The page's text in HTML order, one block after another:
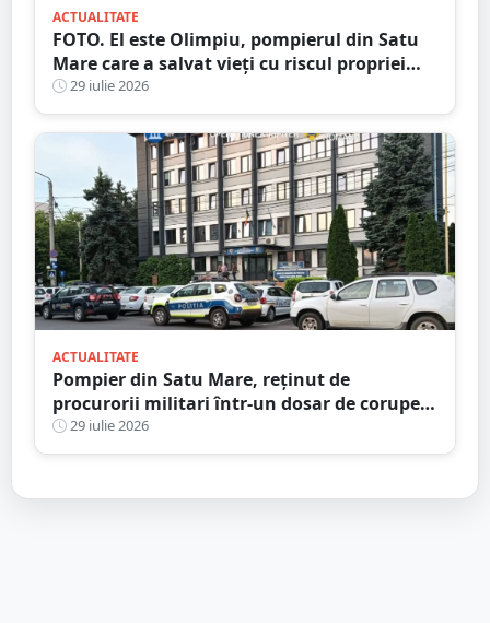
ACTUALITATE
FOTO. El este Olimpiu, pompierul din Satu
Mare care a salvat vieți cu riscul propriei
vieți29 iulie 2026
ACTUALITATE
Pompier din Satu Mare, reținut de
procurorii militari într-un dosar de corupere
sexuală a minorilor. Este și antrenor la un
club sportiv
29 iulie 2026